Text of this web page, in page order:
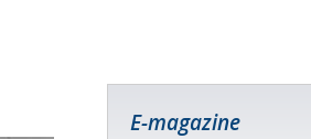
E-magazine